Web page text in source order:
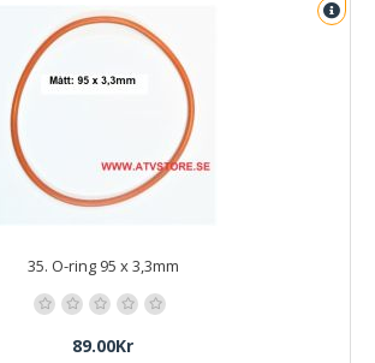
35. O-ring 95 x 3,3mm
89.00Kr